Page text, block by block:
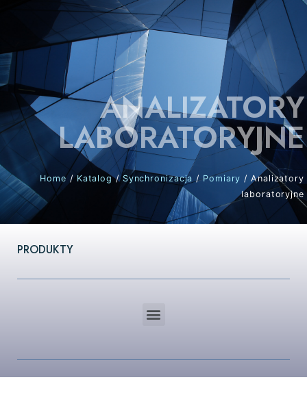
ANALIZATORY
LABORATORYJNE
Home/Katalog/Synchronizacja /Pomiary / Analizatory
laboratoryjne
PRODUKTY